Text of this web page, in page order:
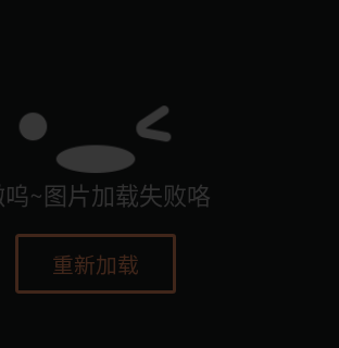
呜~图片加载失败咯
重新加载